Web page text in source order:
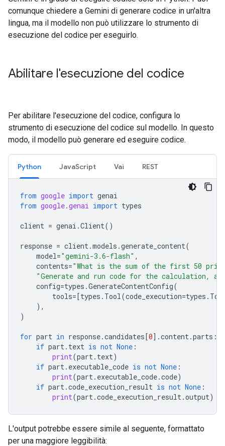
comunque chiedere a Gemini di generare codice in un'altra
lingua, ma il modello non può utilizzare lo strumento di
esecuzione del codice per eseguirlo.
Abilitare l'esecuzione del codice
Per abilitare l'esecuzione del codice, configura lo
strumento di esecuzione del codice sul modello. In questo
modo, il modello può generare ed eseguire codice.
Python JavaScript Vai REST
from google import genai
from google.genai import types
client = genai .Client()
response = client.models .generate_content(
model="gemini-3.6-flash" ,
contents="What is the sum of the first 50
"Generate and run code for the calculation,
config=types .GenerateContentConfig(
tools=[types . Tool(code_execution=types .
),
)
for part in response.candidates[0] .content.parts :
if part. text is not None :
print(part. text)
if part. executable_code is not None :
print(part. executable_code.code)
if part.code_execution_result is not None :
print(part.code_execution_result.output)
L'output potrebbe essere simile al seguente, formattato
per una maggiore leggibilità: